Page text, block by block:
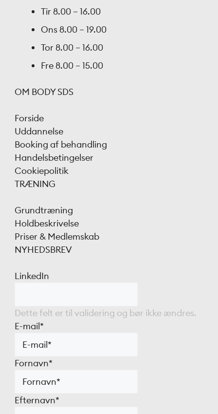
Tir 8.00 – 16.00
Ons 8.00 – 19.00
Tor 8.00 – 16.00
Fre 8.00 – 15.00
OM BODY SDS
Forside
Uddannelse
Booking af behandling
Handelsbetingelser
Cookiepolitik
TRÆNING
Grundtræning
Holdbeskrivelse
Priser & Medlemskab
NYHEDSBREV
LinkedIn
Dette felt er til validering og bør ikke ændres.
E-mail*
Fornavn*
Efternavn*